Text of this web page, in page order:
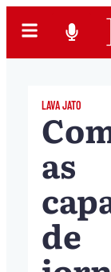
LAVA JATO
as
de